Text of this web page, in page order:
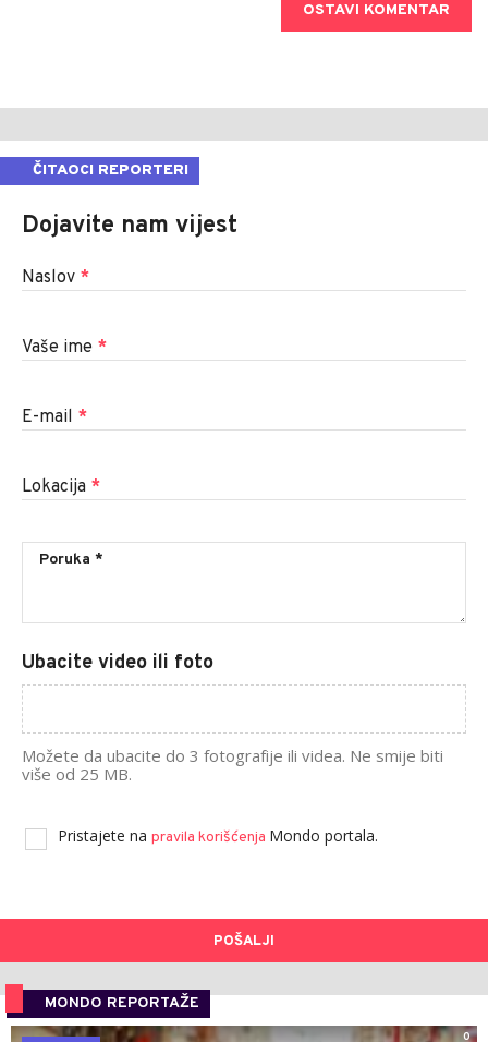
OSTAVI KOMENTAR
ČITAOCI REPORTERI
Dojavite nam vijest
Naslov *
Vaše ime *
E-mail *
Lokacija *
Ubacite video ili foto
Možete da ubacite do 3 fotografije ili videa. Ne smije biti
više od 25 MB.
Pristajete na pravila korišćenja Mondo portala.
POŠALJI
MONDO REPORTAŽE
0